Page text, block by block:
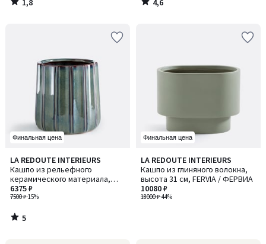
1,8
/
4,6
/
Финальная цена
LA REDOUTE INTERIEURS
Кашпо из рельефного
керамического материала,
диаметр 27 см, LYNOA / ЛИНОА
7500 ₽-15%
6375 ₽
5
/
5
5
/
Финальная цена
LA REDOUTE INTERIEURS
Кашпо из глиняного волокна,
высота 31 см, FERVIA / ФЕРВИА
18000 ₽-44%
10080 ₽